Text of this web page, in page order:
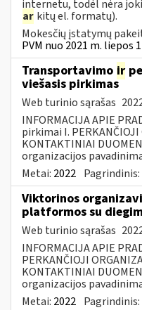
internetu, todėl nėra
ar kitų el. formatų).
Mokesčių įstatymų
PVM nuo 2021 m. liepos
Transportavimo ir
viešasis pirkimas
Web turinio sąrašas
INFORMACIJA APIE
pirkimai I. PERKANČIOJI
KONTAKTINIAI
organizacijos
Metai: 2022 Pagrindinis:
Viktorinos
platformos su
Web turinio sąrašas
INFORMACIJA APIE
PERKANČIOJI
KONTAKTINIAI
organizacijos
Metai: 2022 Pagrindinis: